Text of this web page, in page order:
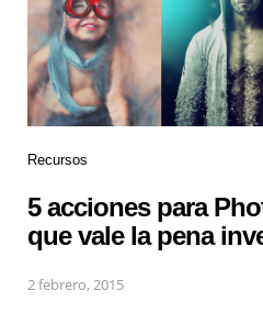
Recursos
5 acciones para
que vale la pena
2 febrero, 2015